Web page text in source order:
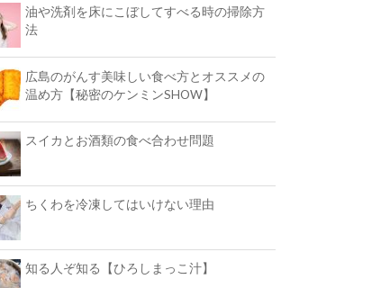
油や洗剤を床にこぼしてすべる時の掃除方
法
広島のがんす美味しい食べ方とオススメの
温め方【秘密のケンミンSHOW】
スイカとお酒類の食べ合わせ問題
ちくわを冷凍してはいけない理由
知る人ぞ知る【ひろしまっこ汁】